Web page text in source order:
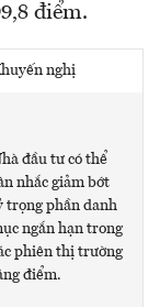
điểm.
nghị
đầu tư có thể
nhắc giảm bớt
trọng phần danh
ngắn hạn trong
phiên thị trường
điểm.